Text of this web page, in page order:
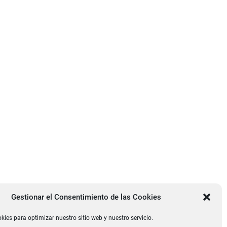
Gestionar el Consentimiento de las Cookies
para optimizar nuestro sitio web y nuestro servicio.